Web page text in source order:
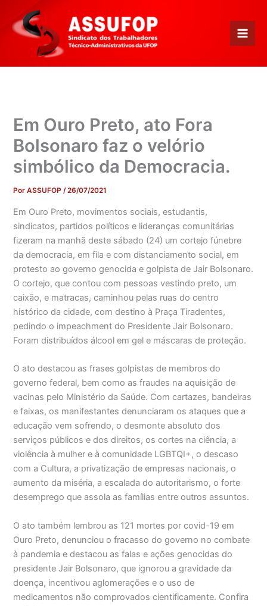
para
conteúdo
Em Ouro Preto, ato Fora
Bolsonaro faz o velório
simbólico da Democracia.
PorASSUFOP/26/07/2021
Em Ouro Preto, movimentos sociais, estudantis,
sindicatos, partidos políticos e lideranças comunitárias
fizeram na manhã deste sábado (24) um cortejo fúnebre
da democracia, em fila e com distanciamento social, em
protesto ao governo genocida e golpista de Jair Bolsonaro.
O cortejo, que contou com pessoas vestindo preto, um
caixão, e matracas, caminhou pelas ruas do centro
histórico da cidade, com destino à Praça Tiradentes,
pedindo o impeachment do Presidente Jair Bolsonaro.
Foram distribuídos álcool em gel e máscaras de proteção.
O ato destacou as frases golpistas de membros do
governo federal, bem como as fraudes na aquisição de
vacinas pelo Ministério da Saúde. Com cartazes, bandeiras
e faixas, os manifestantes denunciaram os ataques que a
educação vem sofrendo, o desmonte absoluto dos
serviços públicos e dos direitos, os cortes na ciência, a
violência à mulher e à comunidade LGBTQI+, o descaso
com a Cultura, a privatização de empresas nacionais, o
aumento da miséria, a escalada do autoritarismo, o forte
desemprego que assola as famílias entre outros assuntos.
O ato também lembrou as 121 mortes por covid-19 em
Ouro Preto, denunciou o fracasso do governo no combate
à pandemia e destacou as falas e ações genocidas do
presidente Jair Bolsonaro, que ignorou a gravidade da
doença, incentivou aglomerações e o uso de
medicamentos não comprovados cientificamente. Confira